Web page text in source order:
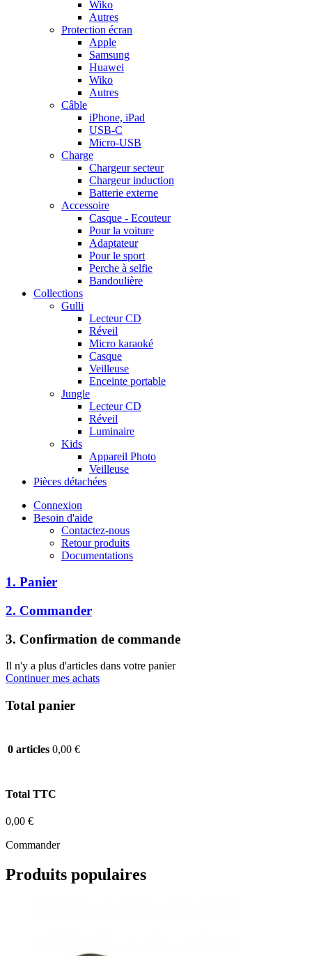
Wiko
Autres
Protection écran
Apple
Samsung
Huawei
Wiko
Autres
Câble
iPhone, iPad
USB-C
Micro-USB
Charge
Chargeur secteur
Chargeur induction
Batterie externe
Accessoire
Casque - Ecouteur
Pour la voiture
Adaptateur
Pour le sport
Perche à selfie
Bandoulière
Collections
Gulli
Lecteur CD
Réveil
Micro karaoké
Casque
Veilleuse
Enceinte portable
Jungle
Lecteur CD
Réveil
Luminaire
Kids
Appareil Photo
Veilleuse
Pièces détachées
Connexion
Besoin d'aide
Contactez-nous
Retour produits
Documentations
1. Panier
2. Commander
3. Confirmation de commande
Il n'y a plus d'articles dans votre panier
Continuer mes achats
Total panier
0 articles 0,00 €
Total TTC
0,00 €
Commander
Produits populaires